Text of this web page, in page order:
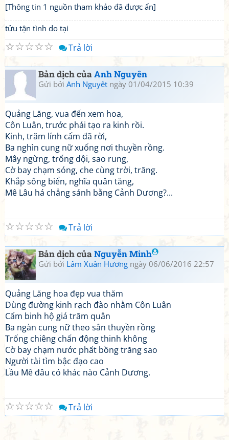
[Thông tin 1 nguồn tham khảo đã được ẩn]
tửu tận tình do tại
☆
☆
☆
☆
☆ Trả lời
Bản dịch củaAnh Nguyên
Gửi bởi Anh Nguyêt ngày 01/04/2015 10:39
Quảng Lăng, vua đến xem hoa,
Côn Luân, trước phải tạo ra kinh rồi.
Kinh, trăm lính cấm đã rời,
Ba nghìn cung nữ xuống nơi thuyền rồng.
Mây ngừng, trống dội, sao rung,
Cờ bay chạm sóng, che cùng trời, trăng.
Khắp sông biển, nghĩa quân tăng,
Mê Lâu há chẳng sánh bằng Cảnh Dương?...
☆
☆
☆
☆
☆ Trả lời
Bản dịch củaNguyễn Minh
Gửi bởi Lâm Xuân Hương ngày 06/06/2016 22:57
Quảng Lăng hoa đẹp vua thăm
Dùng đường kinh rạch đào nhằm Côn Luân
Cấm binh hộ giá trăm quân
Ba ngàn cung nữ theo sân thuyền rồng
Trống chiêng chấn động thinh không
Cờ bay chạm nước phất bồng trăng sao
Người tài tìm bậc đạo cao
Lầu Mê đâu có khác nào Cảnh Dương.
☆
☆
☆
☆
☆ Trả lời